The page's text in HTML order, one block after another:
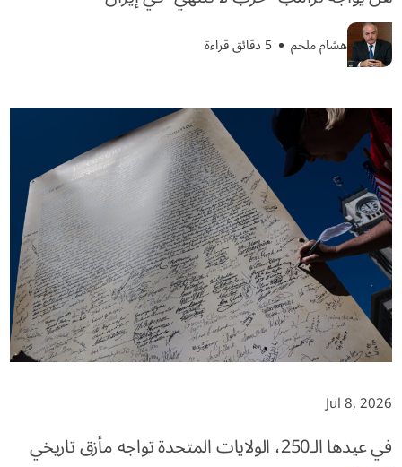
هشام ملحم 5 دقائق قراءة
Jul 8, 2026
في عيدها الـ250، الولايات المتحدة تواجه مأزق تاريخي